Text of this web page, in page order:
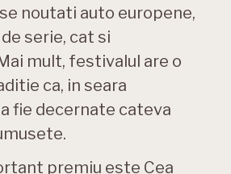
noutati auto europene,
serie, cat si
mult, festivalul are o
ca, in seara
fie decernate cateva
premiu este Cea